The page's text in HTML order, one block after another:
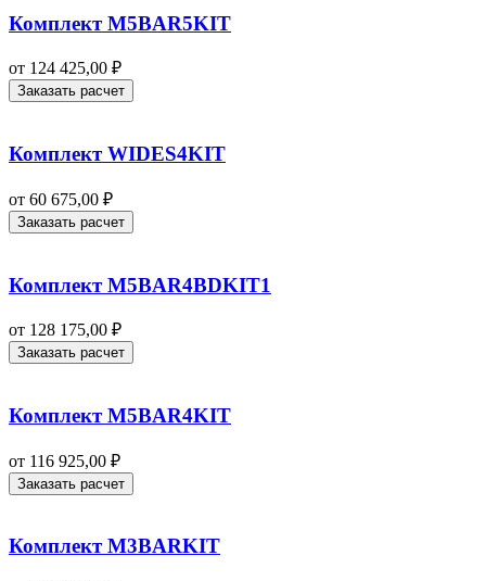
Комплект M5BAR5KIT
от 124 425,00 ₽
Заказать расчет
Комплект WIDES4KIT
от 60 675,00 ₽
Заказать расчет
Комплект M5BAR4BDKIT1
от 128 175,00 ₽
Заказать расчет
Комплект M5BAR4KIT
от 116 925,00 ₽
Заказать расчет
Комплект M3BARKIT